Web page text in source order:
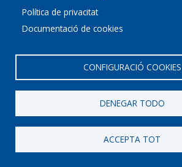
Vinàlium
Política de privacitat
Documentació de cookies
CONFIGURACIÓ COOKIES
DENEGAR TODO
ACCEPTA TOT